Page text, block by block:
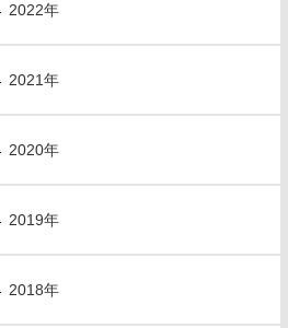
2022年
2021年
2020年
2019年
2018年